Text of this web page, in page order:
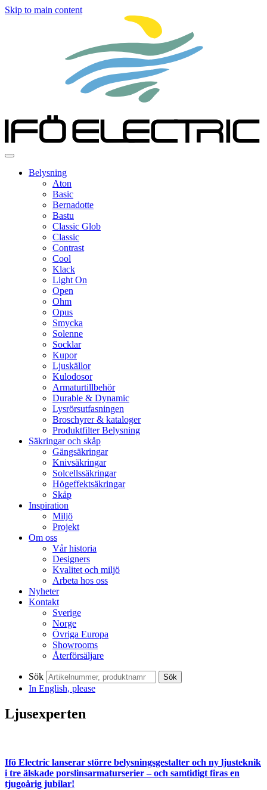
Skip to main content
Belysning
Aton
Basic
Bernadotte
Bastu
Classic Glob
Classic
Contrast
Cool
Klack
Light On
Open
Ohm
Opus
Smycka
Solenne
Socklar
Kupor
Ljuskällor
Kulodosor
Armaturtillbehör
Durable & Dynamic
Lysrörsutfasningen
Broschyrer & kataloger
Produktfilter Belysning
Säkringar och skåp
Gängsäkringar
Knivsäkringar
Solcellssäkringar
Högeffektsäkringar
Skåp
Inspiration
Miljö
Projekt
Om oss
Vår historia
Designers
Kvalitet och miljö
Arbeta hos oss
Nyheter
Kontakt
Sverige
Norge
Övriga Europa
Showrooms
Återförsäljare
Sök Sök
In English, please
Ljusexperten
Ifö Electric lanserar större belysningsgestalter och ny ljusteknik
i tre älskade porslinsarmaturserier – och samtidigt firas en
tjugoårig jubilar!